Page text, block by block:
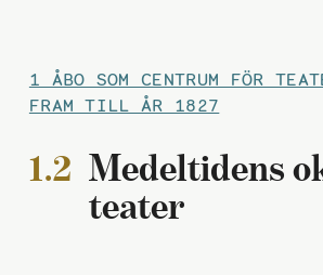
1 ÅBO SOM CENTRUM FÖR
FRAM TILL ÅR 1827
1.2 Medeltidens
teater